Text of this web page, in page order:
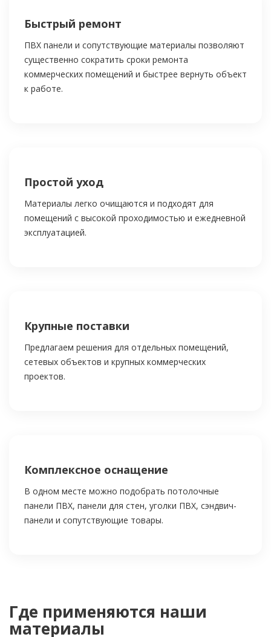
Быстрый ремонт
ПВХ панели и сопутствующие материалы позволяют
существенно сократить сроки ремонта
коммерческих помещений и быстрее вернуть объект
к работе.
Простой уход
Материалы легко очищаются и подходят для
помещений с высокой проходимостью и ежедневной
эксплуатацией.
Крупные поставки
Предлагаем решения для отдельных помещений,
сетевых объектов и крупных коммерческих
проектов.
Комплексное оснащение
В одном месте можно подобрать потолочные
панели ПВХ, панели для стен, уголки ПВХ, сэндвич-
панели и сопутствующие товары.
Где применяются наши
материалы